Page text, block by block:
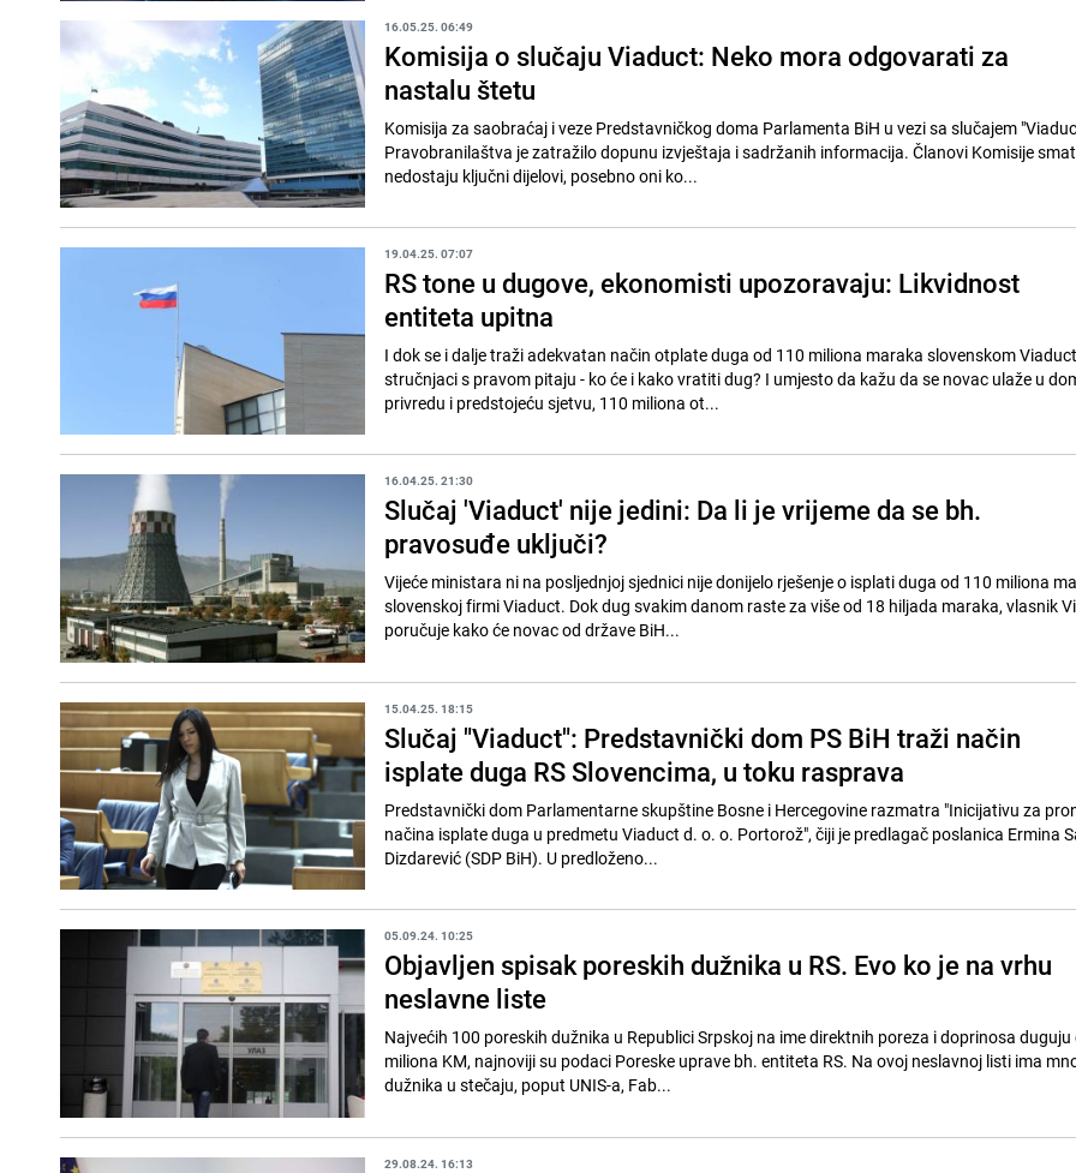
16.05.25. 06:49
Komisija o slučaju Viaduct: Neko mora odgovarati za
nastalu štetu
Komisija za saobraćaj i veze Predstavničkog doma Parlamenta BiH u vezi sa slučajem
Pravobranilaštva je zatražilo dopunu izvještaja i sadržanih informacija. Članovi Komisije
nedostaju ključni dijelovi, posebno oni ko...
19.04.25. 07:07
RS tone u dugove, ekonomisti upozoravaju: Likvidnost
entiteta upitna
I dok se i dalje traži adekvatan način otplate duga od 110 miliona maraka slovenskom
stručnjaci s pravom pitaju - ko će i kako vratiti dug? I umjesto da kažu da se novac ulaže u
privredu i predstojeću sjetvu, 110 miliona ot...
16.04.25. 21:30
Slučaj 'Viaduct' nije jedini: Da li je vrijeme da se bh.
pravosuđe uključi?
Vijeće ministara ni na posljednjoj sjednici nije donijelo rješenje o isplati duga od 110 miliona
slovenskoj firmi Viaduct. Dok dug svakim danom raste za više od 18 hiljada maraka, vlasnik
poručuje kako će novac od države BiH...
15.04.25. 18:15
Slučaj "Viaduct": Predstavnički dom PS BiH traži način
isplate duga RS Slovencima, u toku rasprava
Predstavnički dom Parlamentarne skupštine Bosne i Hercegovine razmatra "Inicijativu za
načina isplate duga u predmetu Viaduct d. o. o. Portorož", čiji je predlagač poslanica Ermina
Dizdarević (SDP BiH). U predloženo...
05.09.24. 10:25
Objavljen spisak poreskih dužnika u RS. Evo ko je na vrhu
neslavne liste
Najvećih 100 poreskih dužnika u Republici Srpskoj na ime direktnih poreza i doprinosa duguju
miliona KM, najnoviji su podaci Poreske uprave bh. entiteta RS. Na ovoj neslavnoj listi ima
dužnika u stečaju, poput UNIS-a, Fab...
29.08.24. 16:13